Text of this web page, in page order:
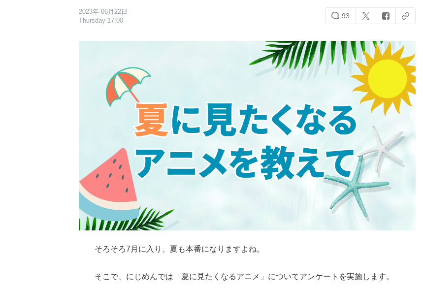
2023年 06月22日
Thursday 17:00
93
そろそろ7月に入り、夏も本番になりますよね。
そこで、にじめんでは「夏に見たくなるアニメ」についてアンケートを実施します。